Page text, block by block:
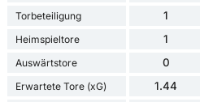
Torbeteiligung 1
Heimspieltore 1
Auswärtstore 0
Erwartete Tore (xG) 1.44